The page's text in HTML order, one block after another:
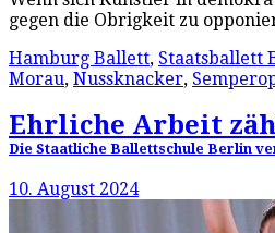
gegen die Obrigkeit zu
Hamburg Ballett, Staatsballett
Morau, Nussknacker,
Ehrliche Arbeit
Die Staatliche Ballettschule Berlin
10. August 2024